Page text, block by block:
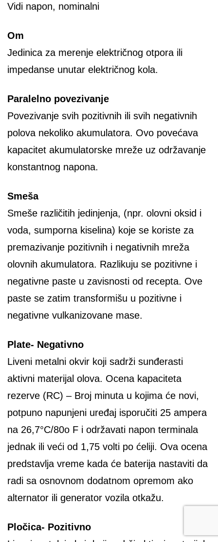
Vidi napon, nominalni
Om
Jedinica za merenje električnog otpora ili
impedanse unutar električnog kola.
Paralelno povezivanje
Povezivanje svih pozitivnih ili svih negativnih
polova nekoliko akumulatora. Ovo povećava
kapacitet akumulatorske mreže uz održavanje
konstantnog napona.
Smeša
Smeše različitih jedinjenja, (npr. olovni oksid i
voda, sumporna kiselina) koje se koriste za
premazivanje pozitivnih i negativnih mreža
olovnih akumulatora. Razlikuju se pozitivne i
negativne paste u zavisnosti od recepta. Ove
paste se zatim transformišu u pozitivne i
negativne vulkanizovane mase.
Plate- Negativno
Liveni metalni okvir koji sadrži sunđerasti
aktivni materijal olova. Ocena kapaciteta
rezerve (RC) – Broj minuta u kojima će novi,
potpuno napunjeni uređaj isporučiti 25 ampera
na 26,7°C/80o F i održavati napon terminala
jednak ili veći od 1,75 volti po ćeliji. Ova ocena
predstavlja vreme kada će baterija nastaviti da
radi sa osnovnom dodatnom opremom ako
alternator ili generator vozila otkažu.
Pločica- Pozitivno